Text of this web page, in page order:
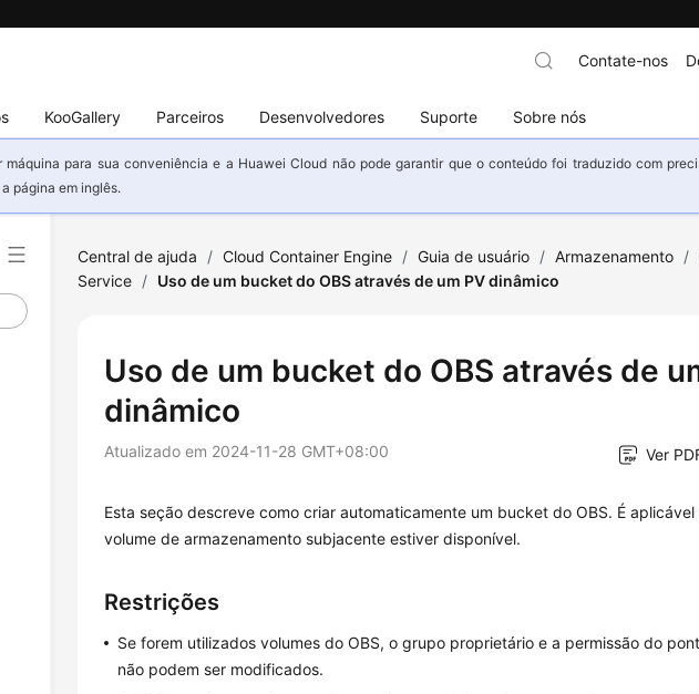
KooGallery Parceiros Desenvolvedores Suporte Sobre nós
Contate-nos
máquina para sua conveniência e a Huawei Cloud não pode garantir que o conteúdo foi traduzido com
página em inglês.
Central de ajuda / Cloud Container Engine / Guia de usuário / Armazenamento /
Service / Uso de um bucket do OBS através de um PV dinâmico
Uso de um bucket do OBS através de
dinâmico
Atualizado em 2024-11-28 GMT+08:00 Ver
Esta seção descreve como criar automaticamente um bucket do OBS. É
volume de armazenamento subjacente estiver disponível.
Restrições
Se forem utilizados volumes do OBS, o grupo proprietário e a permissão do
não podem ser modificados.